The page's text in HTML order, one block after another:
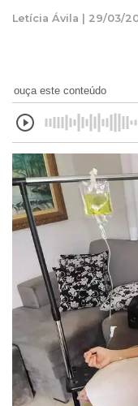
Letícia Ávila | 29/03/
ouça este conteúdo